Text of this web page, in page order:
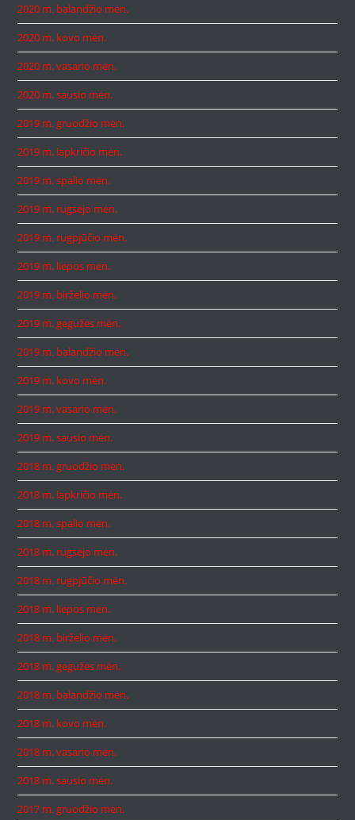
2020 m. balandžio mėn.
2020 m. kovo mėn.
2020 m. vasario mėn.
2020 m. sausio mėn.
2019 m. gruodžio mėn.
2019 m. lapkričio mėn.
2019 m. spalio mėn.
2019 m. rugsėjo mėn.
2019 m. rugpjūčio mėn.
2019 m. liepos mėn.
2019 m. birželio mėn.
2019 m. gegužės mėn.
2019 m. balandžio mėn.
2019 m. kovo mėn.
2019 m. vasario mėn.
2019 m. sausio mėn.
2018 m. gruodžio mėn.
2018 m. lapkričio mėn.
2018 m. spalio mėn.
2018 m. rugsėjo mėn.
2018 m. rugpjūčio mėn.
2018 m. liepos mėn.
2018 m. birželio mėn.
2018 m. gegužės mėn.
2018 m. balandžio mėn.
2018 m. kovo mėn.
2018 m. vasario mėn.
2018 m. sausio mėn.
2017 m. gruodžio mėn.